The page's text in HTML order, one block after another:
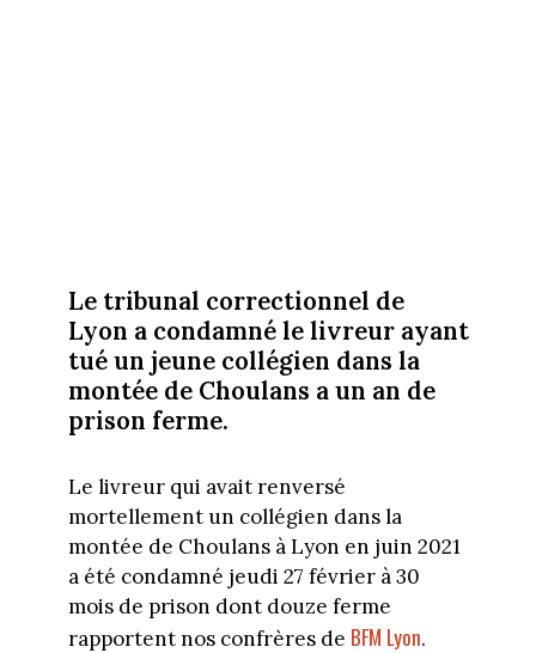
Le tribunal correctionnel de
Lyon a condamné le livreur ayant
tué un jeune collégien dans la
montée de Choulans a un an de
prison ferme.
Le livreur qui avait renversé
mortellement un collégien dans la
montée de Choulans à Lyon en juin 2021
a été condamné jeudi 27 février à 30
mois de prison dont douze ferme
rapportent nos confrères de BFM Lyon.